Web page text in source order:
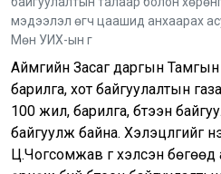
мэдээлэл өгч цаашид анхаарах
Мөн УИХ-ын г
Аймгийн Засаг даргын Тамгын
барилга, хот байгуулалтын
100 жил, барилга, бүтээн
байгуулж байна. Хэлэцүүлгийг
Ц.Чогсомжав үг хэлсэн